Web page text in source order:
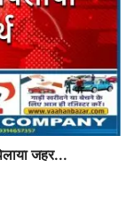
जहर...